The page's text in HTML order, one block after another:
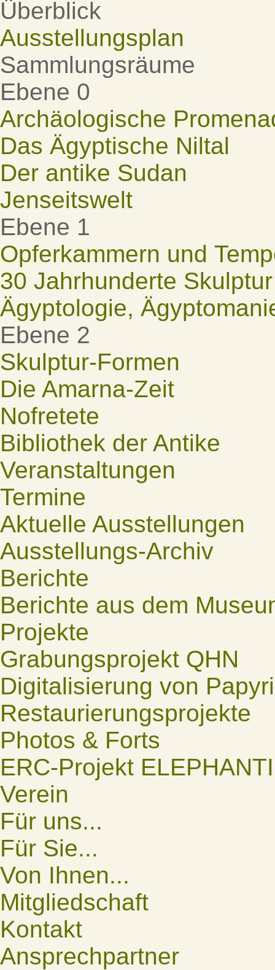
Überblick
Ausstellungsplan
Sammlungsräume
Ebene 0
Archäologische
Das Ägyptische Niltal
Der antike Sudan
Jenseitswelt
Ebene 1
Opferkammern und
30 Jahrhunderte Skulptur
Ägyptologie,
Ebene 2
Skulptur-Formen
Die Amarna-Zeit
Nofretete
Bibliothek der Antike
Veranstaltungen
Termine
Aktuelle Ausstellungen
Ausstellungs-Archiv
Berichte
Berichte aus dem
Projekte
Grabungsprojekt QHN
Digitalisierung von
Restaurierungsprojekte
Photos & Forts
ERC-Projekt
Verein
Für uns...
Für Sie...
Von Ihnen...
Mitgliedschaft
Kontakt
Ansprechpartner